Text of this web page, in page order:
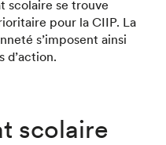
scolaire se trouve
pour la CIIP. La
s’imposent ainsi
d’action.
scolaire